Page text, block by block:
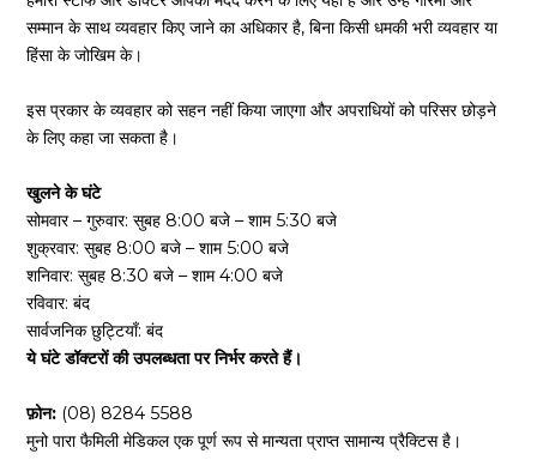
सम्मान के साथ व्यवहार किए जाने का अधिकार है, बिना किसी धमकी भरी व्यवहार या
हिंसा के जोखिम के।
इस प्रकार के व्यवहार को सहन नहीं किया जाएगा और अपराधियों को परिसर छोड़ने
के लिए कहा जा सकता है।
खुलने के घंटे
सोमवार – गुरुवार: सुबह 8:00 बजे – शाम 5:30 बजे
शुक्रवार: सुबह 8:00 बजे – शाम 5:00 बजे
शनिवार: सुबह 8:30 बजे – शाम 4:00 बजे
रविवार: बंद
सार्वजनिक छुट्टियाँ: बंद
ये घंटे डॉक्टरों की उपलब्धता पर निर्भर करते हैं।
फ़ोन: (08) 8284 5588
मुनो पारा फैमिली मेडिकल एक पूर्ण रूप से मान्यता प्राप्त सामान्य प्रैक्टिस है।